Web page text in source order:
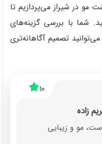
مو در شیراز می‌پردازیم تا
شما با بررسی گزینه‌های
تصمیم آگاهانه‌تری
10
زاده
مو و زیبایی